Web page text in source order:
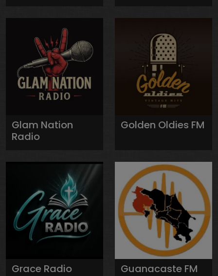
Glam Nation
Radio
Golden Oldies FM
Grace Radio Guanacaste FM